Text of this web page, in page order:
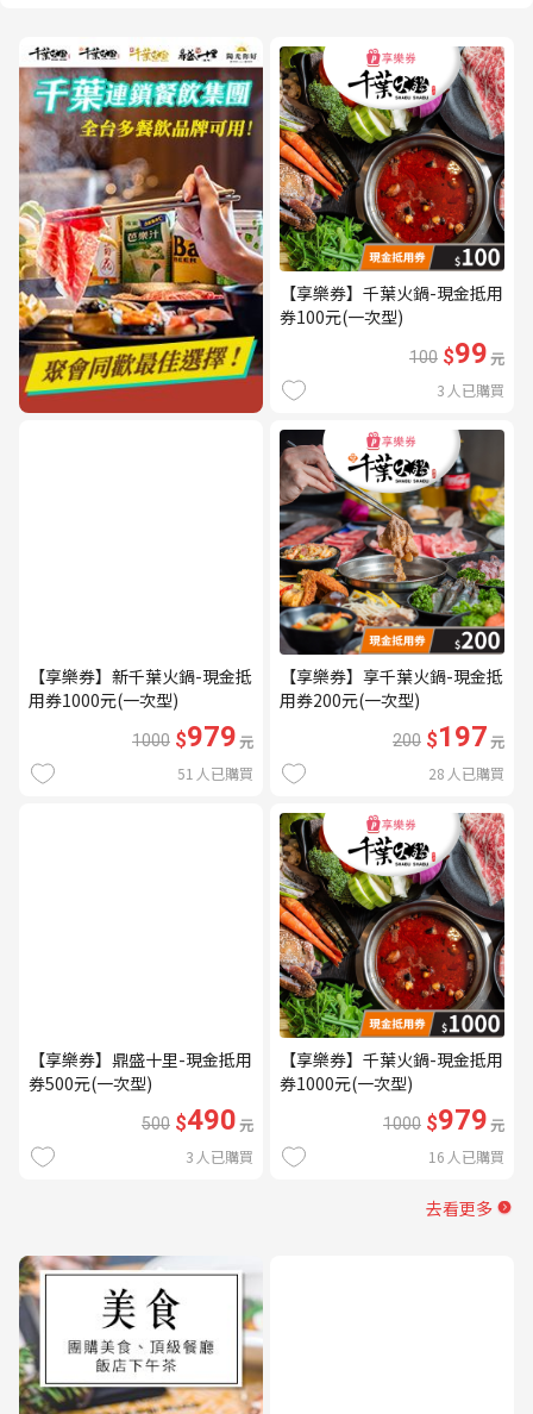
【享樂券】千葉火鍋-現金抵用
券100元(一次型)
100 $99元
3 人已購買
【享樂券】新千葉火鍋-現金抵
用券1000元(一次型)
1000 $979元
51 人已購買
【享樂券】享千葉火鍋-現金抵
用券200元(一次型)
200 $197元
28 人已購買
【享樂券】鼎盛十里-現金抵用
券500元(一次型)
500 $490元
3 人已購買
【享樂券】千葉火鍋-現金抵用
券1000元(一次型)
1000 $979元
16 人已購買
去看更多